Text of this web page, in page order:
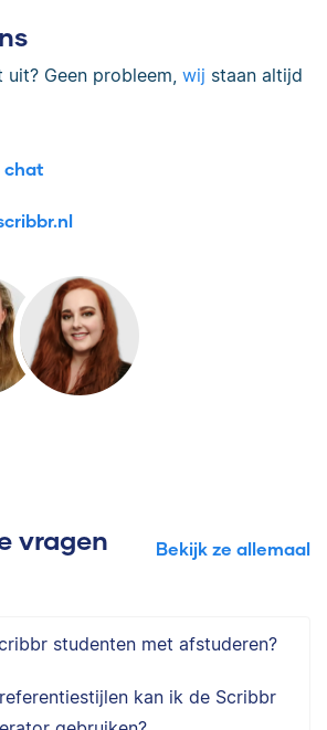
uit? Geen probleem, wij staan altijd
chat
vragen Bekijk ze allemaal
studenten met afstuderen?
kan ik de Scribbr